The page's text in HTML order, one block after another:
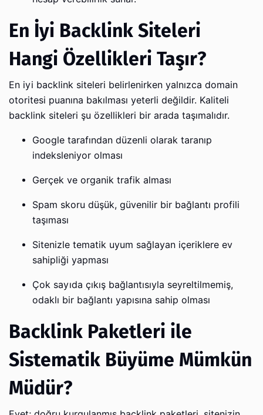
En İyi Backlink Siteleri
Hangi Özellikleri Taşır?
En iyi backlink siteleri belirlenirken yalnızca domain
otoritesi puanına bakılması yeterli değildir. Kaliteli
backlink siteleri şu özellikleri bir arada taşımalıdır.
Google tarafından düzenli olarak taranıp
indeksleniyor olması
Gerçek ve organik trafik alması
Spam skoru düşük, güvenilir bir bağlantı profili
taşıması
Sitenizle tematik uyum sağlayan içeriklere ev
sahipliği yapması
Çok sayıda çıkış bağlantısıyla seyreltilmemiş,
odaklı bir bağlantı yapısına sahip olması
Backlink Paketleri ile
Sistematik Büyüme Mümkün
Müdür?